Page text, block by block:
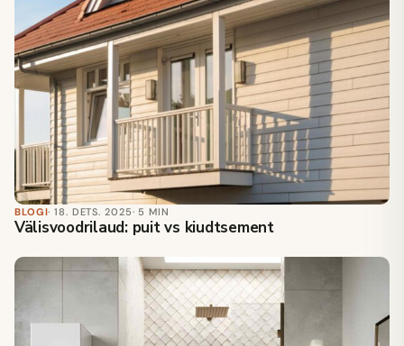
BLOGI· 18. DETS. 2025· 5 MIN
Välisvoodrilaud: puit vs kiudtsement